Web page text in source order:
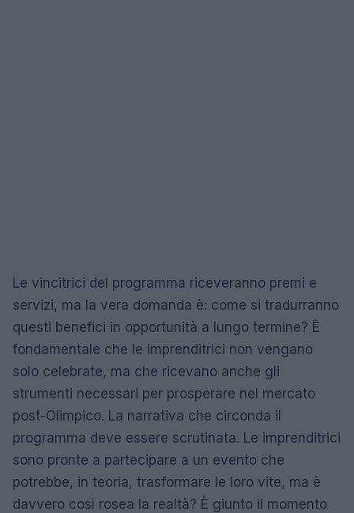
Le vincitrici del programma riceveranno premi e
servizi, ma la vera domanda è: come si tradurranno
questi benefici in opportunità a lungo termine? È
fondamentale che le imprenditrici non vengano
solo celebrate, ma che ricevano anche gli
strumenti necessari per prosperare nel mercato
post-Olimpico. La narrativa che circonda il
programma deve essere scrutinata. Le imprenditrici
sono pronte a partecipare a un evento che
potrebbe, in teoria, trasformare le loro vite, ma è
davvero così rosea la realtà? È giunto il momento